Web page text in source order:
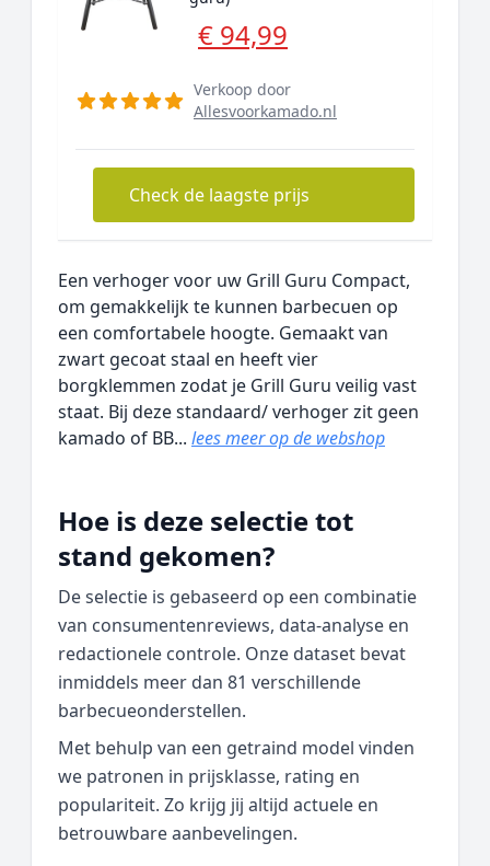
€ 94,99
Verkoop door
Allesvoorkamado.nl
Check de laagste prijs
Een verhoger voor uw Grill Guru Compact,
om gemakkelijk te kunnen barbecuen op
een comfortabele hoogte. Gemaakt van
zwart gecoat staal en heeft vier
borgklemmen zodat je Grill Guru veilig vast
staat. Bij deze standaard/ verhoger zit geen
kamado of BB... lees meer op de webshop
Hoe is deze selectie tot
stand gekomen?
De selectie is gebaseerd op een combinatie
van consumentenreviews, data‑analyse en
redactionele controle. Onze dataset bevat
inmiddels meer dan 81 verschillende
barbecueonderstellen.
Met behulp van een getraind model vinden
we patronen in prijsklasse, rating en
populariteit. Zo krijg jij altijd actuele en
betrouwbare aanbevelingen.